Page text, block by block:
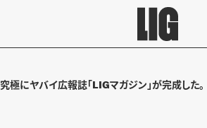
極にヤバイ広報誌「LIGマガジン」が完成した。